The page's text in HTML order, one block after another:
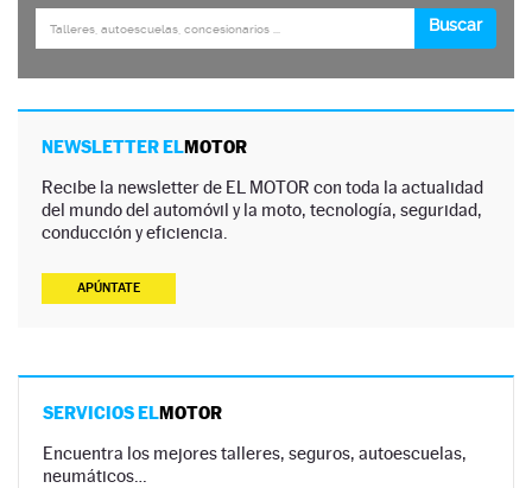
NEWSLETTER ELMOTOR
Recibe la newsletter de EL MOTOR con toda la actualidad
del mundo del automóvil y la moto, tecnología, seguridad,
conducción y eficiencia.
APÚNTATE
SERVICIOS ELMOTOR
Encuentra los mejores talleres, seguros, autoescuelas,
neumáticos…